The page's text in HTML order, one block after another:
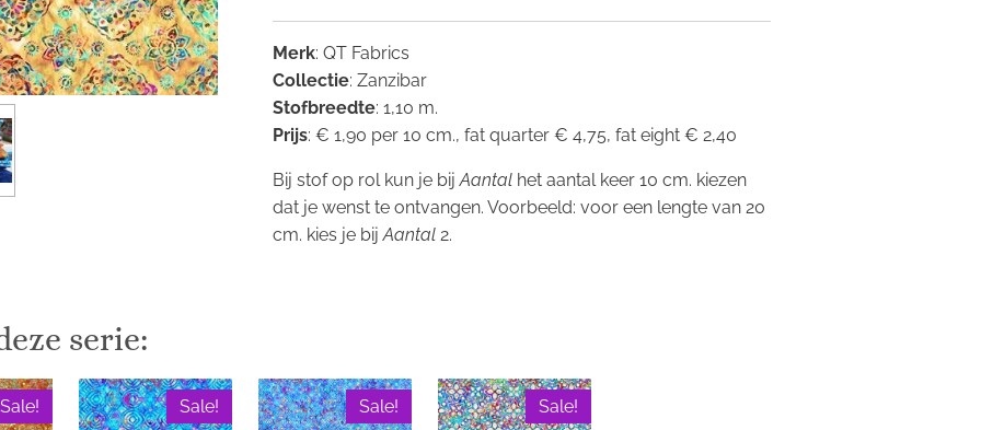
Merk: QT Fabrics
Collectie: Zanzibar
Stofbreedte: 1,10 m.
Prijs: € 1,90 per 10 cm., fat quarter € 4,75, fat eight € 2,40
Bij stof op rol kun je bijAantal het aantal keer 10 cm. kiezen
dat je wenst te ontvangen. Voorbeeld: voor een lengte van 20
cm. kies je bijAantal 2.
serie:
Sale! Sale! Sale! Sale!